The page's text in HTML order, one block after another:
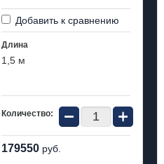
Добавить к сравнению
Длина
1,5 м
Количество: − +
179550 руб.